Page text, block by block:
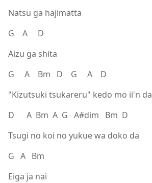
Natsu ga hajimatta
G A D
Aizu ga shita
G A Bm D G A D
"Kizutsuki tsukareru" kedo mo ii'n da
D A Bm A G A#dim Bm D
Tsugi no koi no yukue wa doko da
G A Bm
Eiga ja nai